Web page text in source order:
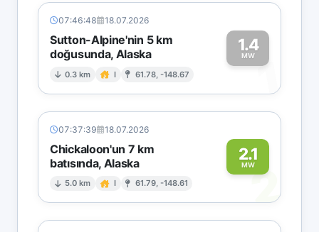
07:46:48 18.07.2026
Sutton-Alpine'nin 5 km
doğusunda, Alaska
0.3 km I 61.78, -148.67
1.4
MW1
07:37:39 18.07.2026
Chickaloon'un 7 km
batısında, Alaska
5.0 km I 61.79, -148.61
2.1
MW2